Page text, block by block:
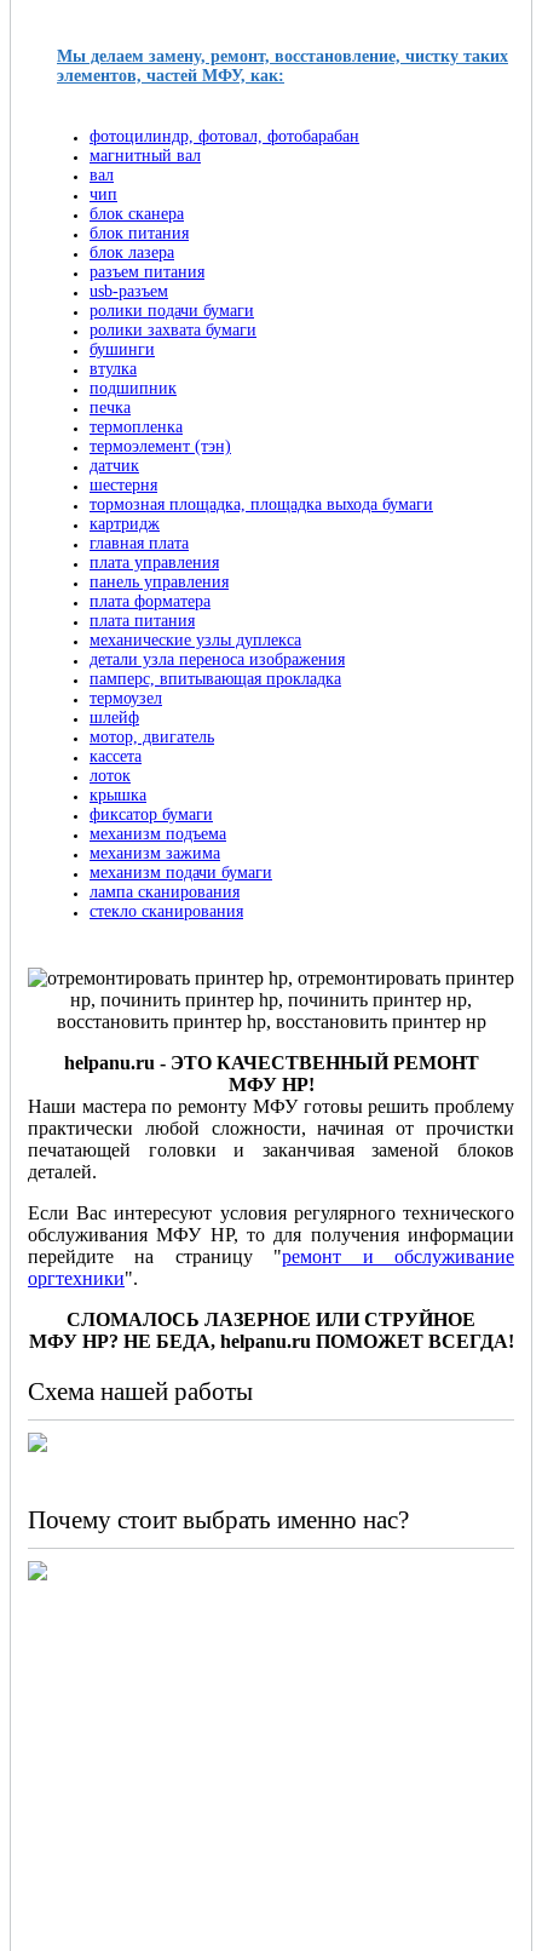
Мы делаем замену, ремонт, восстановление, чистку таких
элементов, частей МФУ, как:
фотоцилиндр, фотовал, фотобарабан
магнитный вал
вал
чип
блок сканера
блок питания
блок лазера
разъем питания
usb-разъем
ролики подачи бумаги
ролики захвата бумаги
бушинги
втулка
подшипник
печка
термопленка
термоэлемент (тэн)
датчик
шестерня
тормозная площадка, площадка выхода бумаги
картридж
главная плата
плата управления
панель управления
плата форматера
плата питания
механические узлы дуплекса
детали узла переноса изображения
памперс, впитывающая прокладка
термоузел
шлейф
мотор, двигатель
кассета
лоток
крышка
фиксатор бумаги
механизм подъема
механизм зажима
механизм подачи бумаги
лампа сканирования
стекло сканирования
helpanu.ru - ЭТО КАЧЕСТВЕННЫЙ РЕМОНТ
МФУ HP!
Наши мастера по ремонту МФУ готовы решить проблему
практически любой сложности, начиная от прочистки
печатающей головки и заканчивая заменой блоков
деталей.
Если Вас интересуют условия регулярного технического
обслуживания МФУ HP, то для получения информации
перейдите на страницу "ремонт и обслуживание
оргтехники".
СЛОМАЛОСЬ ЛАЗЕРНОЕ ИЛИ СТРУЙНОЕ
МФУ HP? НЕ БЕДА, helpanu.ru ПОМОЖЕТ ВСЕГДА!
Схема нашей работы
Почему стоит выбрать именно нас?